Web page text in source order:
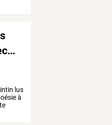
…
lus
à